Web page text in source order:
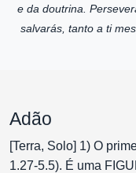
e da doutrina.
salvarás, tanto a ti
Adão
[Terra, Solo] 1) O
1.27-5.5). É uma